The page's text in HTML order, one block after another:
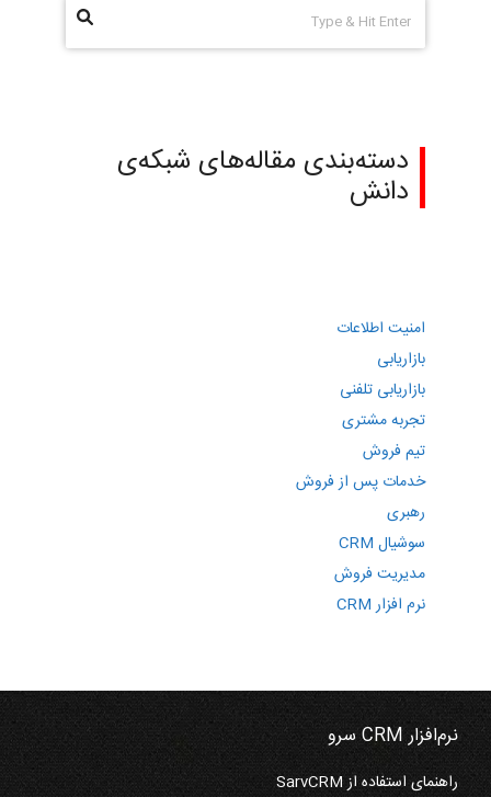
دسته‌بندی مقاله‌های شبکه‌ی
دانش
امنیت اطلاعات
بازاریابی
بازاریابی تلفنی
تجربه مشتری
تیم فروش
خدمات پس از فروش
رهبری
سوشیال CRM
مدیریت فروش
نرم افزار CRM
نرم‌افزار CRM سرو
راهنمای استفاده از SarvCRM